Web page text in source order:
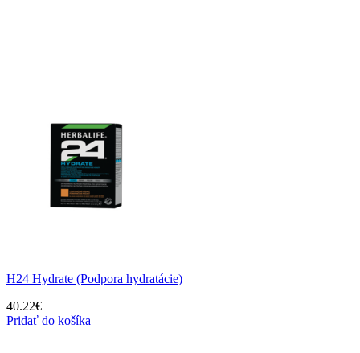
H24 Hydrate (Podpora hydratácie)
40.22€
Pridať do košíka